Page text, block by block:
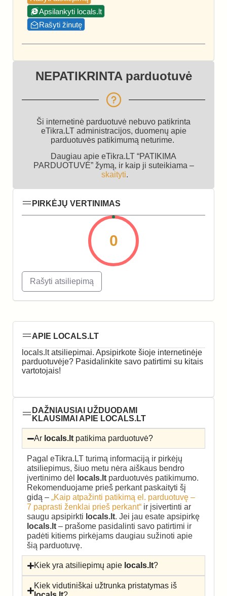
Apsilankyti locals.lt
Rašyti žinutę
NEPATIKRINTA parduotuvė
Ši internetinė parduotuvė nebuvo patikrinta
eTikra.LT administracijos, duomenų apie
parduotuvės patikimumą neturime.
Daugiau apie eTikra.LT “PATIKIMA
PARDUOTUVĖ” žymą, ir kaip ji suteikiama –
skaityti.
PIRKĖJŲ VERTINIMAS
0
Rašyti atsiliepimą
APIE LOCALS.LT
locals.lt atsiliepimai. Apsipirkote šioje internetinėje
parduotuvėje? Pasidalinkite savo patirtimi su kitais
vartotojais!
DAŽNIAUSIAI UŽDUODAMI
KLAUSIMAI APIE LOCALS.LT
Ar locals.lt patikima parduotuvė?
Pagal eTikra.LT turimą informaciją ir pirkėjų
atsiliepimus, šiuo metu nėra aiškaus bendro
įvertinimo dėl
locals.lt parduotuvės patikimumo.
Rekomenduojame prieš perkant paskaityti šį
gidą – „Kaip atpažinti patikimą el. parduotuvę –
7 paprasti ženklai prieš perkant“ ir įsivertinti ar
saugu apsipirkti locals.lt. Jei jau esate apsipirkę
locals.lt – prašome pasidalinti savo patirtimi ir
padėti kitiems pirkėjams daugiau sužinoti apie
šią parduotuvę.
Kiek yra atsiliepimų apie locals.lt?
Kiek vidutiniškai užtrunka pristatymas iš